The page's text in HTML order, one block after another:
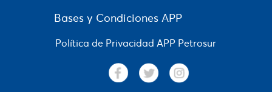
Bases y Condiciones APP
Política de Privacidad APP Petrosur